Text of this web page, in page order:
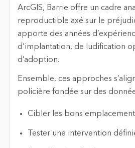
ArcGIS, Barrie offre un cadre
reproductible axé sur le
apporte des années
d’implantation, de ludification
d’adoption.
Ensemble, ces approches
policière fondée sur des
Ciblerles bons
Testerune intervention